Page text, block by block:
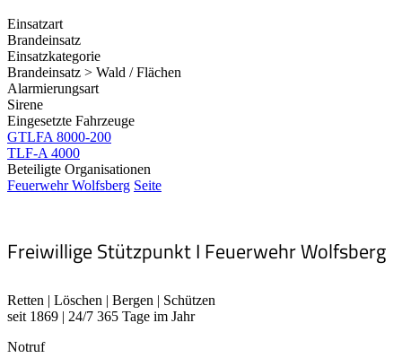
Einsatzart
Brandeinsatz
Einsatzkategorie
Brandeinsatz > Wald / Flächen
Alarmierungsart
Sirene
Eingesetzte Fahrzeuge
GTLFA 8000-200
TLF-A 4000
Beteiligte Organisationen
Feuerwehr Wolfsberg Seite
Freiwillige Stützpunkt I Feuerwehr Wolfsberg
Retten | Löschen | Bergen | Schützen
seit 1869 | 24/7 365 Tage im Jahr
Notruf